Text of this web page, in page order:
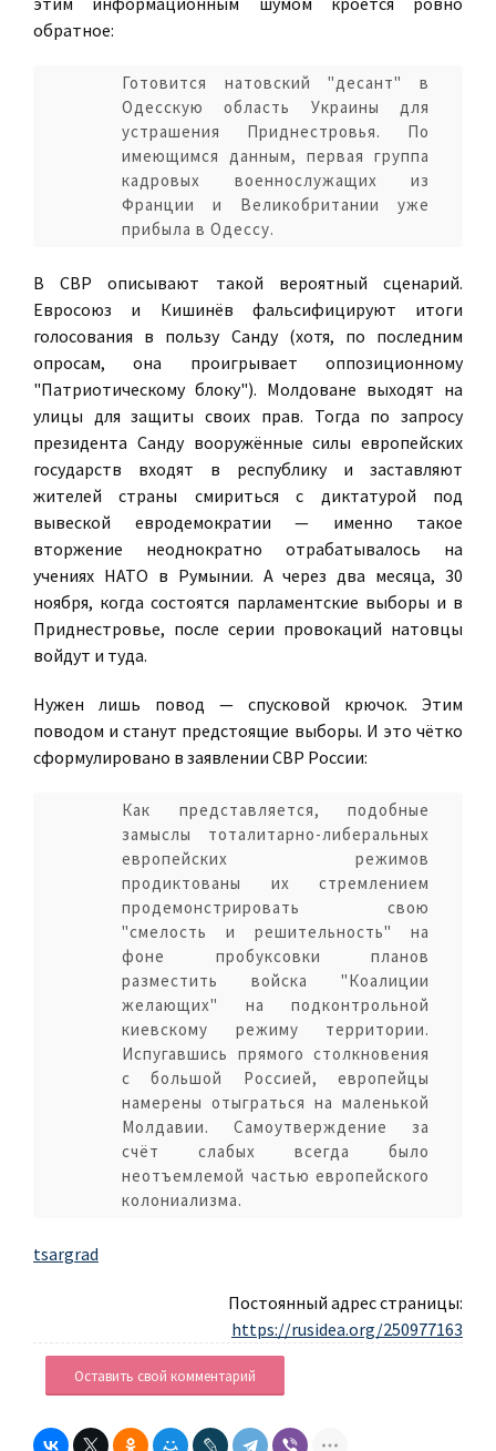
обратное:
Готовится натовский "десант" в
Одесскую область Украины для
устрашения Приднестровья. По
имеющимся данным, первая группа
кадровых военнослужащих из
Франции и Великобритании уже
прибыла в Одессу.
В СВР описывают такой вероятный сценарий.
Евросоюз и Кишинёв фальсифицируют итоги
голосования в пользу Санду (хотя, по последним
опросам, она проигрывает оппозиционному
"Патриотическому блоку"). Молдоване выходят на
улицы для защиты своих прав. Тогда по запросу
президента Санду вооружённые силы европейских
государств входят в республику и заставляют
жителей страны смириться с диктатурой под
вывеской евродемократии — именно такое
вторжение неоднократно отрабатывалось на
учениях НАТО в Румынии. А через два месяца, 30
ноября, когда состоятся парламентские выборы и в
Приднестровье, после серии провокаций натовцы
войдут и туда.
Нужен лишь повод — спусковой крючок. Этим
поводом и станут предстоящие выборы. И это чётко
сформулировано в заявлении СВР России:
Как представляется, подобные
замыслы тоталитарно-либеральных
европейских режимов
продиктованы их стремлением
продемонстрировать свою
"смелость и решительность" на
фоне пробуксовки планов
разместить войска "Коалиции
желающих" на подконтрольной
киевскому режиму территории.
Испугавшись прямого столкновения
с большой Россией, европейцы
намерены отыграться на маленькой
Молдавии. Самоутверждение за
счёт слабых всегда было
неотъемлемой частью европейского
колониализма.
tsargrad
Постоянный адрес страницы:
https://rusidea.org/250977163
Оставить свой комментарий